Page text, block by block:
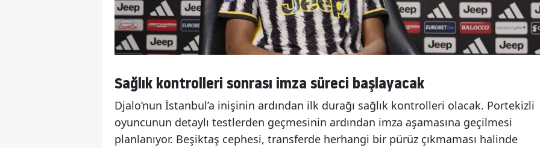
Sağlık kontrolleri sonrası imza süreci başlayacak
Djalo’nun İstanbul’a inişinin ardından ilk durağı sağlık kontrolleri olacak. Portekizli
oyuncunun detaylı testlerden geçmesinin ardından imza aşamasına geçilmesi
planlanıyor. Beşiktaş cephesi, transferde herhangi bir pürüz çıkmaması halinde